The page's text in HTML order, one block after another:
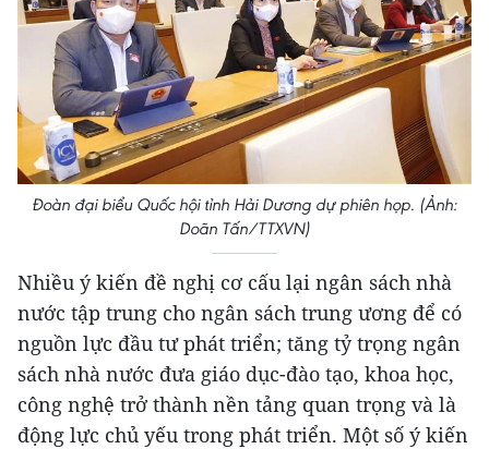
Đoàn đại biểu Quốc hội tỉnh Hải Dương dự phiên họp. (Ảnh:
Doãn Tấn/TTXVN)
Nhiều ý kiến đề nghị cơ cấu lại ngân sách nhà
nước tập trung cho ngân sách trung ương để có
nguồn lực đầu tư phát triển; tăng tỷ trọng ngân
sách nhà nước đưa giáo dục-đào tạo, khoa học,
công nghệ trở thành nền tảng quan trọng và là
động lực chủ yếu trong phát triển. Một số ý kiến